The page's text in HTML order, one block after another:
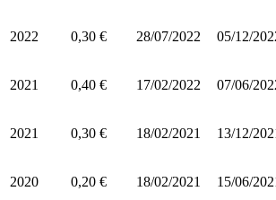
2022 0,30 € 28/07/2022 05/12/
2021 0,40 € 17/02/2022 07/06/
2021 0,30 € 18/02/2021 13/12/
2020 0,20 € 18/02/2021 15/06/